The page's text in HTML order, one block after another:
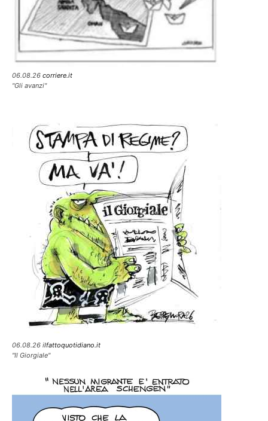
06.08.26 corriere.it
"Gli avanzi"
06.08.26 ilfattoquotidiano.it
"Il Giorgiale"